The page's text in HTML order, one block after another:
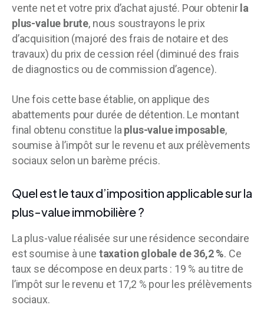
vente net et votre prix d’achat ajusté. Pour obtenir la
plus-value brute, nous soustrayons le prix
d’acquisition (majoré des frais de notaire et des
travaux) du prix de cession réel (diminué des frais
de diagnostics ou de commission d’agence).
Une fois cette base établie, on applique des
abattements pour durée de détention. Le montant
final obtenu constitue laplus-value imposable,
soumise à l’impôt sur le revenu et aux prélèvements
sociaux selon un barème précis.
Quel est le taux d’imposition applicable sur la
plus-value immobilière ?
La plus-value réalisée sur une résidence secondaire
est soumise à une taxation globale de 36,2 %. Ce
taux se décompose en deux parts : 19 % au titre de
l’impôt sur le revenu et 17,2 % pour les prélèvements
sociaux.